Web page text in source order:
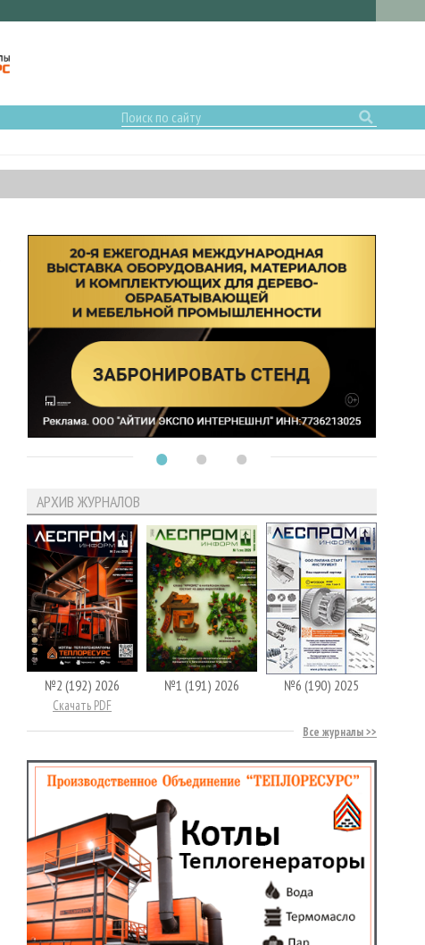
АРХИВ ЖУРНАЛОВ
№2 (192) 2026
Скачать PDF
№1 (191) 2026 №6 (190) 2025
Все журналы